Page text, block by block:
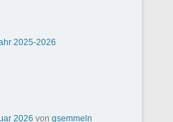
2025-2026
2026 von gsemmeln